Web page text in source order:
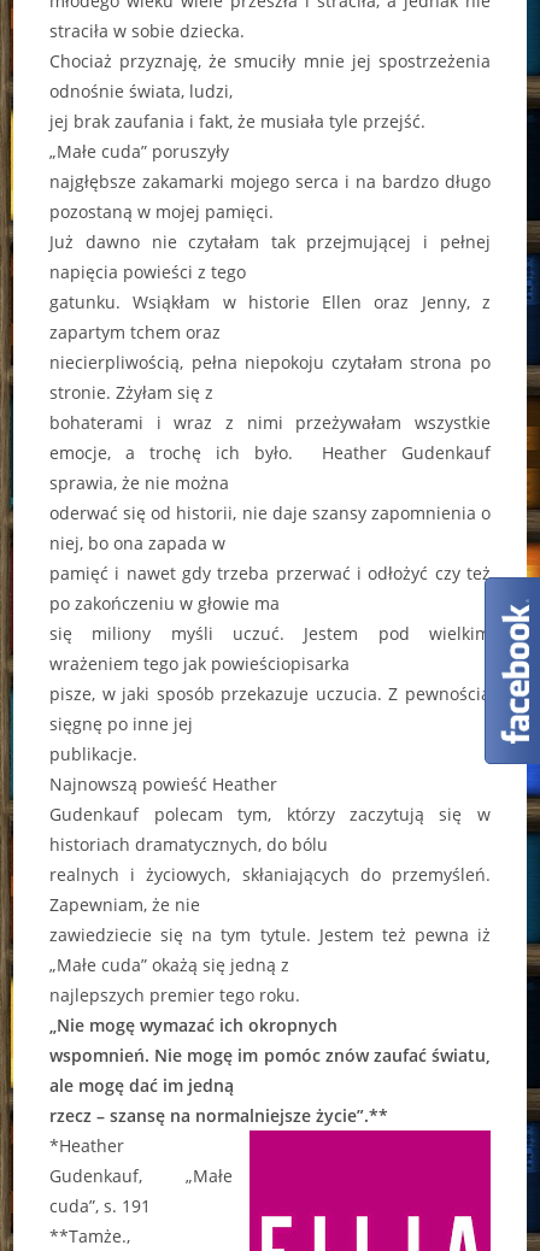
straciła w sobie dziecka.
Chociaż przyznaję, że smuciły mnie jej spostrzeżenia
odnośnie świata, ludzi,
jej brak zaufania i fakt, że musiała tyle przejść.
„Małe cuda” poruszyły
najgłębsze zakamarki mojego serca i na bardzo długo
pozostaną w mojej pamięci.
Już dawno nie czytałam tak przejmującej i pełnej
napięcia powieści z tego
gatunku. Wsiąkłam w historie Ellen oraz Jenny, z
zapartym tchem oraz
niecierpliwością, pełna niepokoju czytałam strona po
stronie. Zżyłam się z
bohaterami i wraz z nimi przeżywałam wszystkie
emocje, a trochę ich było. Heather Gudenkauf
sprawia, że nie można
oderwać się od historii, nie daje szansy zapomnienia o
niej, bo ona zapada w
pamięć i nawet gdy trzeba przerwać i odłożyć czy też
po zakończeniu w głowie ma
się miliony myśli uczuć. Jestem pod wielkim
wrażeniem tego jak powieściopisarka
pisze, w jaki sposób przekazuje uczucia. Z pewnością
sięgnę po inne jej
publikacje.
Najnowszą powieść Heather
Gudenkauf polecam tym, którzy zaczytują się w
historiach dramatycznych, do bólu
realnych i życiowych, skłaniających do przemyśleń.
Zapewniam, że nie
zawiedziecie się na tym tytule. Jestem też pewna iż
„Małe cuda” okażą się jedną z
najlepszych premier tego roku.
„Nie mogę wymazać ich okropnych
wspomnień. Nie mogę im pomóc znów zaufać światu,
ale mogę dać im jedną
rzecz – szansę na normalniejsze życie”.**
*Heather
Gudenkauf, „Małe
cuda”, s. 191
**Tamże.,